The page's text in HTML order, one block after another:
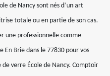
de Nancy sont nés d’un art
totale ou en partie de son cas.
une professionnelle comme
Brie dans le 77830 pour vos
verre École de Nancy. Comptoir